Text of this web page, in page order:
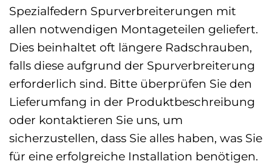
Spezialfedern Spurverbreiterungen mit
allen notwendigen Montageteilen geliefert.
Dies beinhaltet oft längere Radschrauben,
falls diese aufgrund der Spurverbreiterung
erforderlich sind. Bitte überprüfen Sie den
Lieferumfang in der Produktbeschreibung
oder kontaktieren Sie uns, um
sicherzustellen, dass Sie alles haben, was Sie
für eine erfolgreiche Installation benötigen.